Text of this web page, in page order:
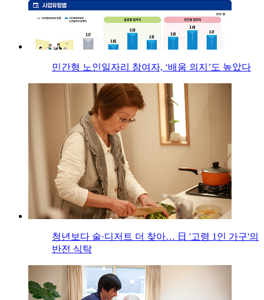
민간형 노인일자리 참여자, ‘배움 의지’도 높았다
청년보다 술·디저트 더 찾아… 日 '고령 1인 가구'의
반전 식탁